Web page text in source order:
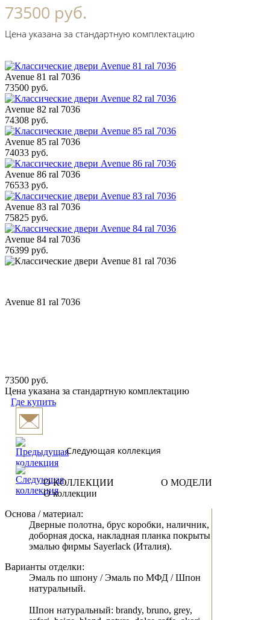
73500 руб.
Цена указана за стандартную комплектацию
Avenue 81 ral 7036
73500 руб.
Avenue 82 ral 7036
74308 руб.
Avenue 85 ral 7036
74033 руб.
Avenue 86 ral 7036
76533 руб.
Avenue 83 ral 7036
75825 руб.
Avenue 84 ral 7036
76399 руб.
Avenue 81 ral 7036
73500 руб.
Цена указана за стандартную комплектацию
Где купить
Следующая коллекция
О КОЛЛЕКЦИИ
О МОДЕЛИ
О коллекции
Основа / материал:
Дверные полотна, брус коробки, наличник,
доборная доска, накладная планка покрыты
эмалью фирмы Sayerlack (Италия).
Варианты отделки:
Эмаль по шпону / Эмаль по МФД / Шпон
натуральный.
Шпон натуральный: brandy, bruno, grey,